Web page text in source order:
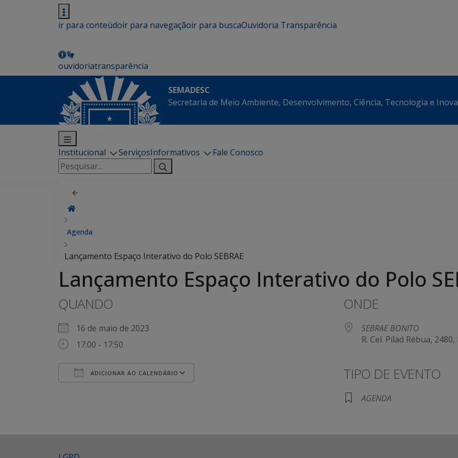
ir para conteúdoir para navegaçãoir para buscaOuvidoria Transparência
ouvidoriatransparência
SEMADESC
Secretaria de Meio Ambiente, Desenvolvimento, Ciência, Tecnologia e
Institucional ServiçosInformativos
Fale Conosco
Pesquisar
por:
Agenda
Lançamento Espaço Interativo do Polo SEBRAE
Lançamento Espaço Interativo do Polo
QUANDO
16 de maio de 2023
17:00 - 17:50
ADICIONAR AO CALENDÁRIO
ONDE
SEBRAE BONITO
R. Cel. Pílad Rébua,
TIPO DE EVENTO
AGENDA